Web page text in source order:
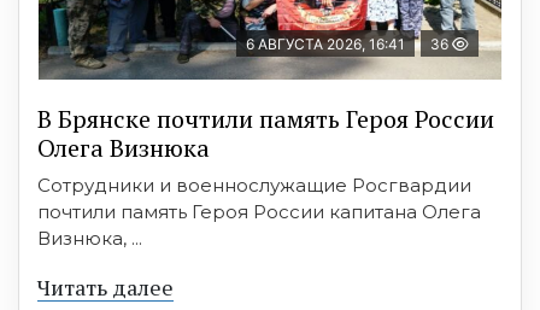
6 АВГУСТА 2026, 16:41 36
В Брянске почтили память Героя России
Олега Визнюка
Сотрудники и военнослужащие Росгвардии
почтили память Героя России капитана Олега
Визнюка, ...
Читать далее